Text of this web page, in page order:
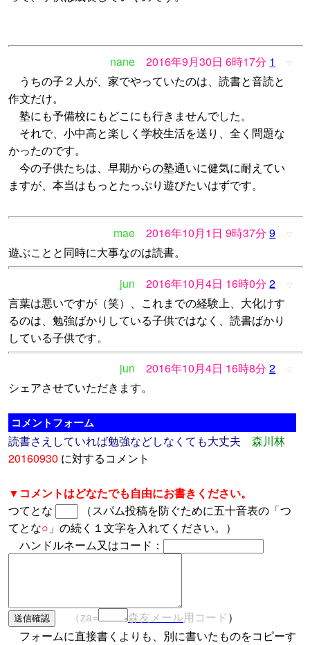
nane 2016年9月30日 6時17分 1 ▽
うちの子２人が、家でやっていたのは、読書と音読と
作文だけ。
塾にも予備校にもどこにも行きませんでした。
それで、小中高と楽しく学校生活を送り、全く問題な
かったのです。
今の子供たちは、早期からの塾通いに健気に耐えてい
ますが、本当はもっとたっぷり遊びたいはずです。
mae 2016年10月1日 9時37分 9 ▽
遊ぶことと同時に大事なのは読書。
jun
2016年10月4日 16時0分 2 ▽
言葉は悪いですが（笑）、これまでの経験上、大化けす
るのは、勉強ばかりしている子供ではなく、読書ばかり
している子供です。
jun
2016年10月4日 16時8分 2 ▽
シェアさせていただきます。
コメントフォーム
読書さえしていれば勉強などしなくても大丈夫
森川林
20160930 に対するコメント
▼コメントはどなたでも自由にお書きください。
つてとな
（スパム投稿を防ぐために五十音表の「つ
てとな○ 」の続く１文字を入れてください。）
ハンドルネーム又はコード：
（za= 森友メール用コード）
フォームに直接書くよりも、別に書いたものをコピーす